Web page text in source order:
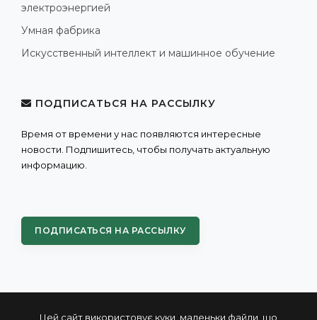
Цей сайт використовує куки, маленьки файли, що
электроэнергией
Умная фабрика
Искусственный интеллект и машинное обучение
ПОДПИСАТЬСЯ НА РАССЫЛКУ
Время от времени у нас появляются интересные
новости. Подпишитесь, чтобы получать актуальную
информацию.
ПОДПИСАТЬСЯ НА РАССЫЛКУ